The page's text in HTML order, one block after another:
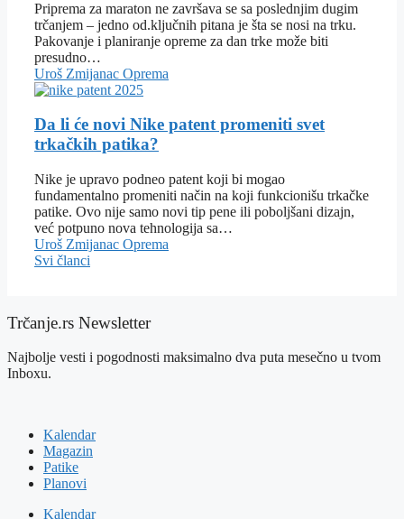
Priprema za maraton ne završava se sa poslednjim dugim
trčanjem – jedno od.ključnih pitana je šta se nosi na trku.
Pakovanje i planiranje opreme za dan trke može biti
presudno…
Uroš Zmijanac Oprema
Da li će novi Nike patent promeniti svet
trkačkih patika?
Nike je upravo podneo patent koji bi mogao
fundamentalno promeniti način na koji funkcionišu trkačke
patike. Ovo nije samo novi tip pene ili poboljšani dizajn,
već potpuno nova tehnologija sa…
Uroš Zmijanac Oprema
Svi članci
Trčanje.rs Newsletter
Najbolje vesti i pogodnosti maksimalno dva puta mesečno u tvom
Inboxu.
Kalendar
Magazin
Patike
Planovi
Kalendar